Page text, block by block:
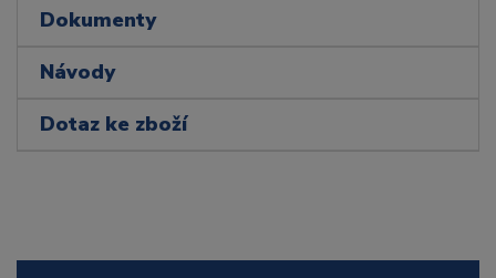
Dokumenty
Návody
Dotaz ke zboží